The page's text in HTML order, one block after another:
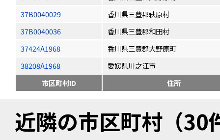
37B0040029
香川県三豊郡萩原村
37B0040036
香川県三豊郡和田村
37424A1968
香川県三豊郡大野原町
38208A1968
愛媛県川之江市
市区町村ID
住所
近隣の市区町村（30